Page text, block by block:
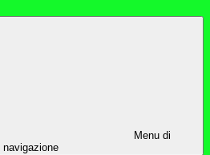
Menu di
navigazione